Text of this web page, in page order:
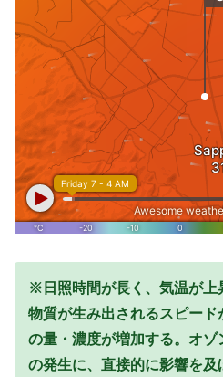
※日照時間が長く、気温が上
物質が生み出されるスピー
の量・濃度が増加する。オ
の発生に、直接的に影響を及